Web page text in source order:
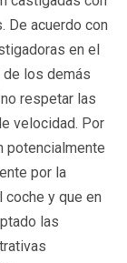
De acuerdo con
en el
de los demás
respetar las
velocidad. Por
potencialmente
por la
y que en
las